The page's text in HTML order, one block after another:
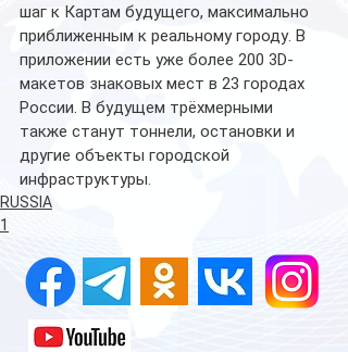
шаг к Картам будущего, максимально
приближенным к реальному городу. В
приложении есть уже более 200 3D-
макетов знаковых мест в 23 городах
России. В будущем трёхмерными
также станут тоннели, остановки и
другие объекты городской
инфраструктуры.
RUSSIA
1